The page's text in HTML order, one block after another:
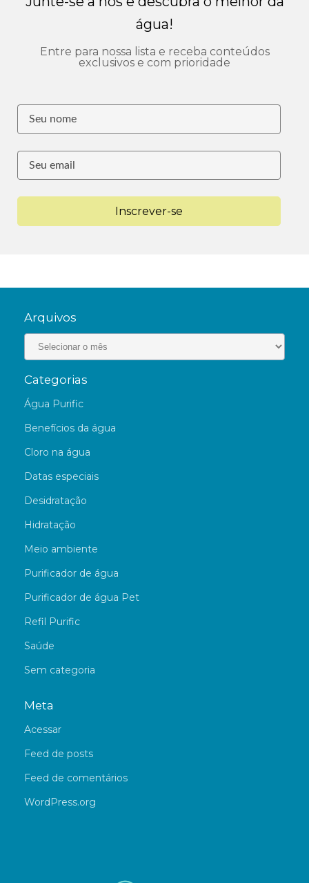
água!
Entre para nossa lista e receba conteúdos
exclusivos e com prioridade
Inscrever-se
Arquivos
Categorias
Água Purific
Benefícios da água
Cloro na água
Datas especiais
Desidratação
Hidratação
Meio ambiente
Purificador de água
Purificador de água Pet
Refil Purific
Saúde
Sem categoria
Meta
Acessar
Feed de posts
Feed de comentários
WordPress.org